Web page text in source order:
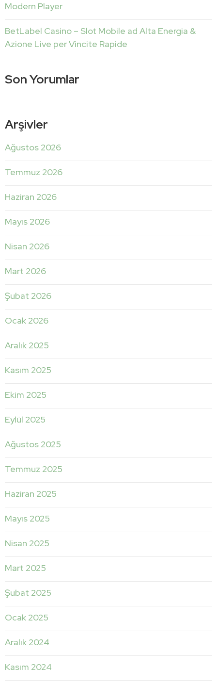
Modern Player
BetLabel Casino – Slot Mobile ad Alta Energia &
Azione Live per Vincite Rapide
Son Yorumlar
Arşivler
Ağustos 2026
Temmuz 2026
Haziran 2026
Mayıs 2026
Nisan 2026
Mart 2026
Şubat 2026
Ocak 2026
Aralık 2025
Kasım 2025
Ekim 2025
Eylül 2025
Ağustos 2025
Temmuz 2025
Haziran 2025
Mayıs 2025
Nisan 2025
Mart 2025
Şubat 2025
Ocak 2025
Aralık 2024
Kasım 2024